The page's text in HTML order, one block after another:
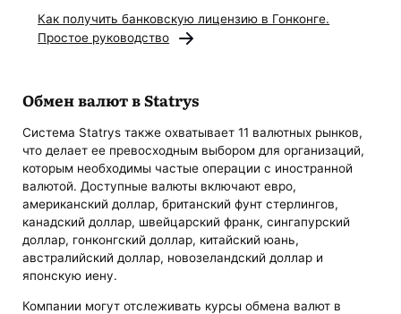
Как получить банковскую лицензию в Гонконге.
Простое руководство
Обмен валют в Statrys
Система Statrys также охватывает 11 валютных рынков,
что делает ее превосходным выбором для организаций,
которым необходимы частые операции с иностранной
валютой. Доступные валюты включают евро,
американский доллар, британский фунт стерлингов,
канадский доллар, швейцарский франк, сингапурский
доллар, гонконгский доллар, китайский юань,
австралийский доллар, новозеландский доллар и
японскую иену.
Компании могут отслеживать курсы обмена валют в